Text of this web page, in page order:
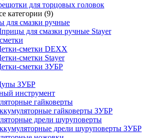
для торцовых головок
категории (9)
смазки ручные
для смазки ручные Stayer
сметки DEXX
сметки Stayer
сметки ЗУБР
ЗУБР
инструмент
гайковерты
гайковерты ЗУБР
дрели шуруповерты
дрели шуруповерты ЗУБР